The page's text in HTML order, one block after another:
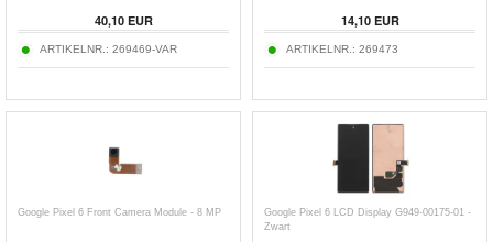
40,10EUR
ARTIKELNR.: 269469-VAR
14,10EUR
ARTIKELNR.: 269473
Google Pixel 6 Front Camera Module - 8 MP
Google Pixel 6 LCD Display G949-00175-01 -
Zwart